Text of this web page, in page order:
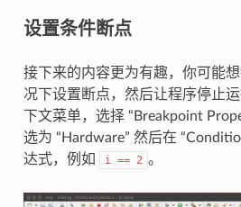
设置条件断点
接下来的内容更为有趣，你可能
况下设置断点，然后让程序停止
下文菜单，选择 “Breakpoint
选为 “Hardware” 然后在
达式，例如
i == 2 。